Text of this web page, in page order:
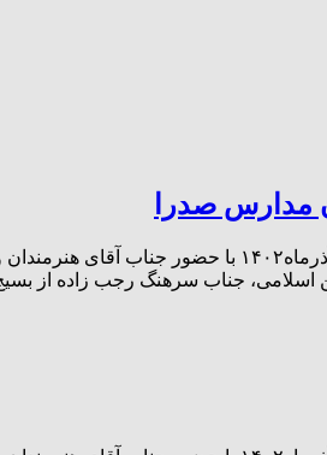
مدارس صدرا
اسلامی، جناب سرهنگ رجب زاده از